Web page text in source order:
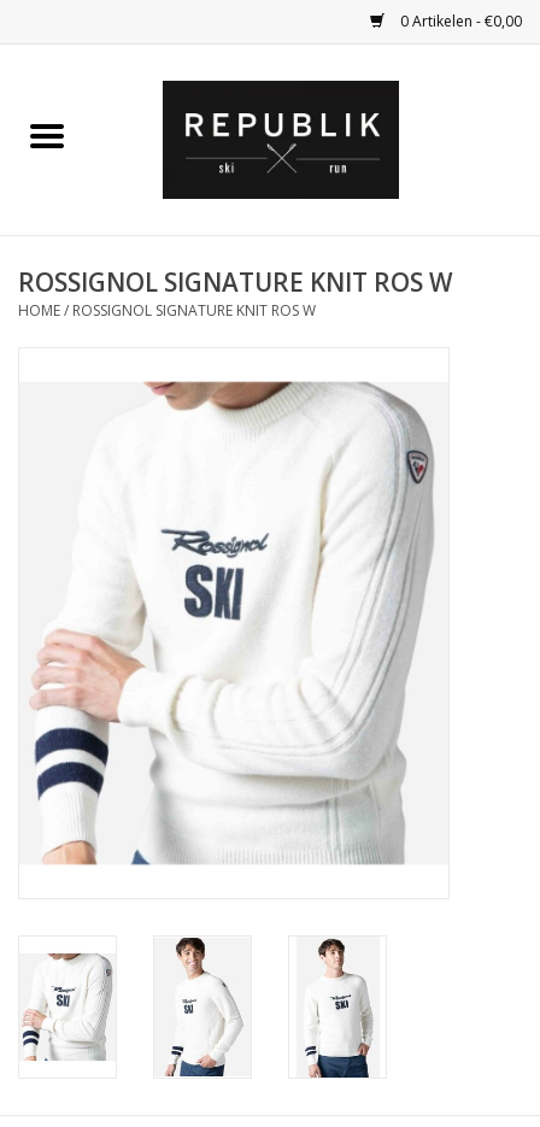
0 Artikelen - €0,00
Bagage
Running
ROSSIGNOL SIGNATURE KNIT ROS W
HOME/ ROSSIGNOL SIGNATURE KNIT ROS W